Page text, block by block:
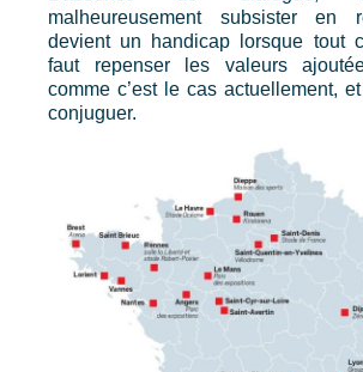
malheureusement subsister en
devient un handicap lorsque tout
faut repenser les valeurs
comme c’est le cas actuellement,
conjuguer.